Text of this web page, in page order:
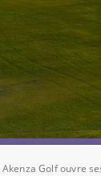
Golf ouvre